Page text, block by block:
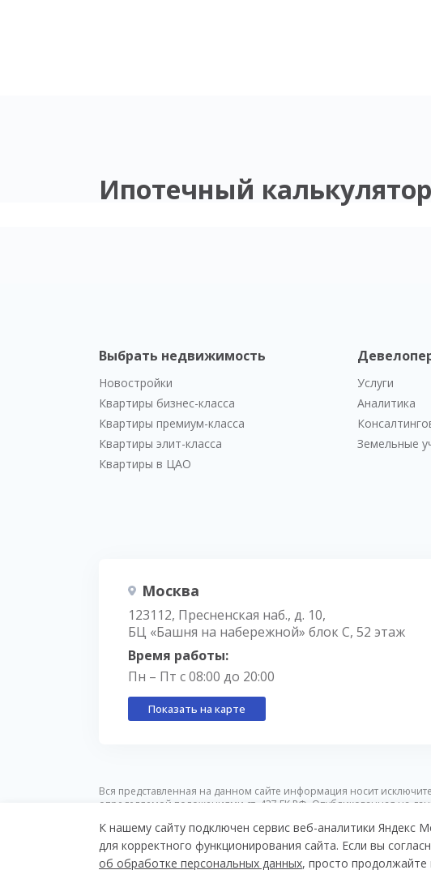
Ипотечный калькулятор
Выбрать недвижимость
Новостройки
Квартиры бизнес-класса
Квартиры премиум-класса
Квартиры элит-класса
Квартиры в ЦАО
Услуги
Аналитика
Земельные
Москва
123112, Пресненская наб., д. 10,
БЦ «Башня на набережной» блок С, 52 этаж
Время работы:
Пн – Пт с 08:00 до 20:00
Показать на карте
Вся представленная на данном сайте информация носит
определяемой положениями ст. 437 ГК РФ. Опубликованная на
© Nikoliers 2026 Все элитные ЖК Положение об
К нашему сайту подключен сервис веб-аналитики
для корректного функционирования сайта. Если вы
об обработке персональных данных, просто продолжайте